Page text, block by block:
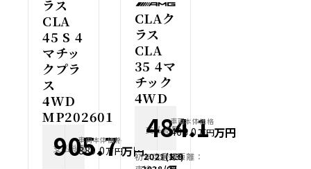
ラス
CLA
45 S 4
マチッ
クプラ
ス
4WD
MP202601
支払総額
905.7 万円
車両本体価格
889.0万円
CLAク
ラス
CLA
35 4マ
チック
4WD
支払総額
484.1 万円
車両本体価格
468.0万円
初年度登録：
2021(R3)
走行距離：
1.9